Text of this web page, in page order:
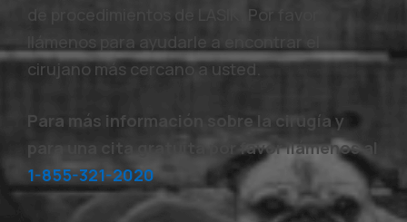
de procedimientos de LASIK. Por favor
llámenos para ayudarle a encontrar el
cirujano más cercano a usted.
Para más información sobre la cirugía y
para una cita gratuita por favor llámenos al
1-855-321-2020